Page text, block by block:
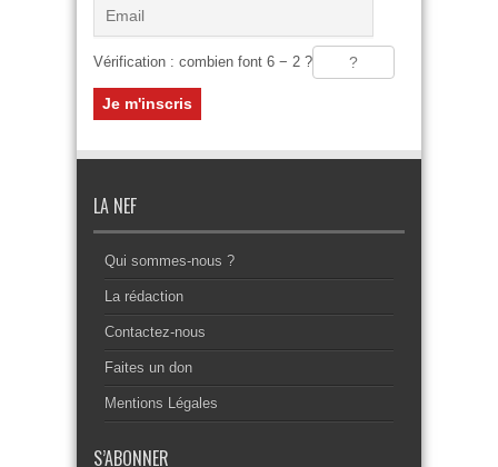
Vérification : combien font 6 − 2 ?
LA NEF
Qui sommes-nous ?
La rédaction
Contactez-nous
Faites un don
Mentions Légales
S’ABONNER